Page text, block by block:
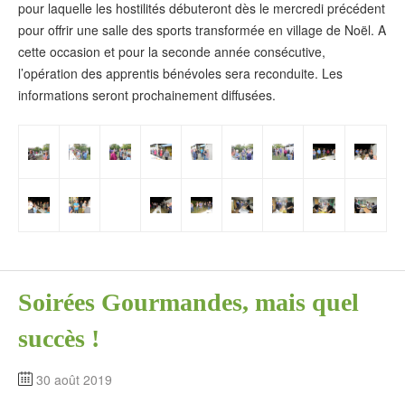
pour laquelle les hostilités débuteront dès le mercredi précédent
pour offrir une salle des sports transformée en village de Noël. A
cette occasion et pour la seconde année consécutive,
l’opération des apprentis bénévoles sera reconduite. Les
informations seront prochainement diffusées.
Soirées Gourmandes, mais quel
succès !
30 août 2019